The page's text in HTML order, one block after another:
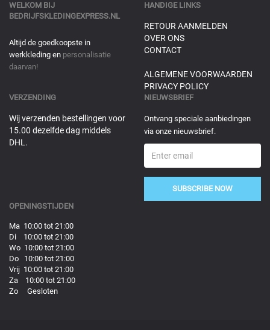
WELKOM BIJ
BEDRIJFSKLEDINGEXPRESS.NL
Altijd de goedkoopste in
werkkleding en personalisatie
daarvan!
HANDIGE LINKS
RETOUR AANMELDEN
OVER ONS
CONTACT
ALGEMENE VOORWAARDEN
PRIVACY POLICY
VERZENDING
Wij verzenden bestellingen voor
15.00 dezelfde dag middels
DHL.
NIEUWSBRIEF
Ontvang speciale aanbiedingen
via onze nieuwsbrief.
SUBSCRIBE NOW
OPENINGSTIJDEN
Ma 10:00 tot 21:00
Di 10:00 tot 21:00
Wo 10:00 tot 21:00
Do 10:00 tot 21:00
Vrij 10:00 tot 21:00
Za 10:00 tot 21:00
Zo Gesloten